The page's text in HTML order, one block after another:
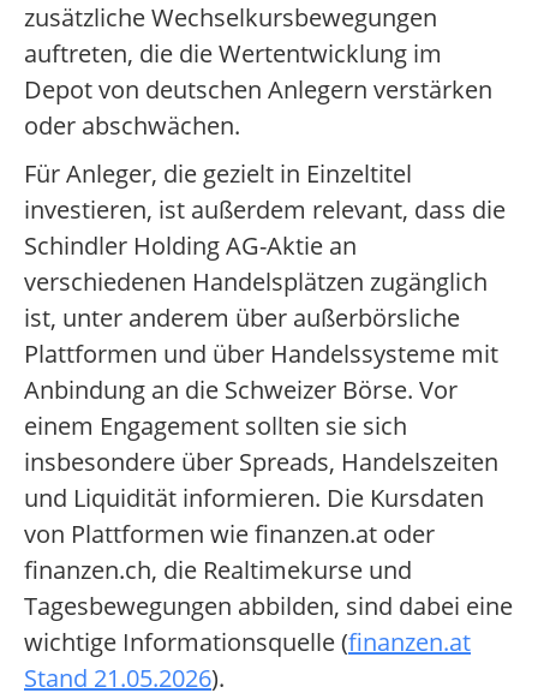
zusätzliche Wechselkursbewegungen
auftreten, die die Wertentwicklung im
Depot von deutschen Anlegern verstärken
oder abschwächen.
Für Anleger, die gezielt in Einzeltitel
investieren, ist außerdem relevant, dass die
Schindler Holding AG-Aktie an
verschiedenen Handelsplätzen zugänglich
ist, unter anderem über außerbörsliche
Plattformen und über Handelssysteme mit
Anbindung an die Schweizer Börse. Vor
einem Engagement sollten sie sich
insbesondere über Spreads, Handelszeiten
und Liquidität informieren. Die Kursdaten
von Plattformen wie finanzen.at oder
finanzen.ch, die Realtimekurse und
Tagesbewegungen abbilden, sind dabei eine
wichtige Informationsquelle (finanzen.at
Stand 21.05.2026).